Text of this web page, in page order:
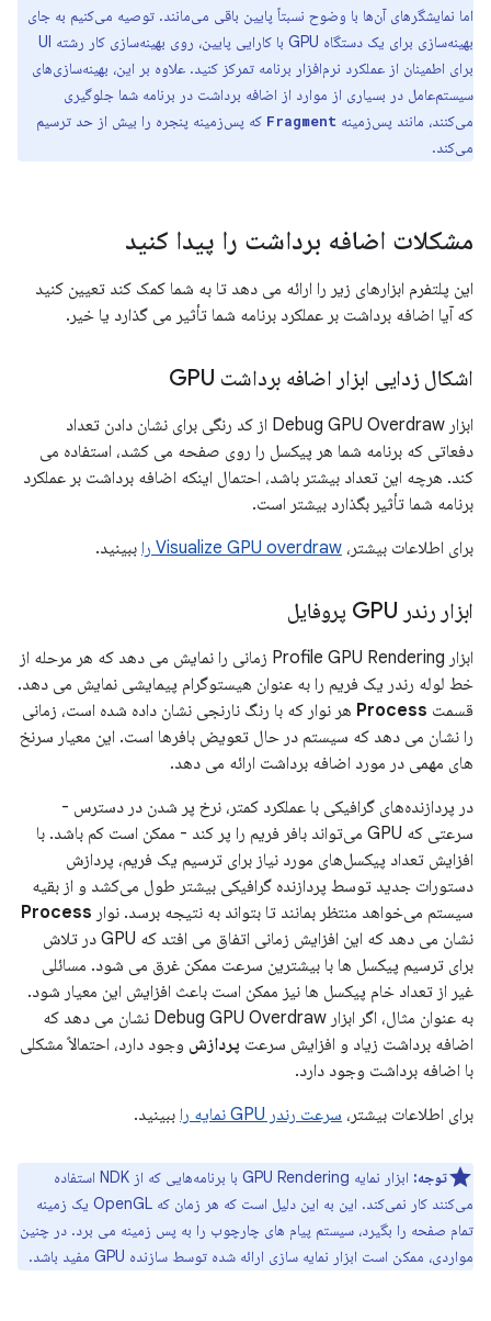
اما نمایشگرهای آن‌ها با وضوح نسبتاً پایین باقی می‌مانند. توصیه می‌کنیم به جای
بهینه‌سازی برای یک دستگاه GPU با کارایی پایین، روی بهینه‌سازی کار رشته UI
برای اطمینان از عملکرد نرم‌افزار برنامه تمرکز کنید. علاوه بر این، بهینه‌سازی‌های
سیستم‌عامل در بسیاری از موارد از اضافه برداشت در برنامه شما جلوگیری
می‌کنند، مانند پس‌زمینه Fragment که پس‌زمینه پنجره را بیش از حد ترسیم
می‌کند.
مشکلات اضافه برداشت را پیدا کنید
این پلتفرم ابزارهای زیر را ارائه می دهد تا به شما کمک کند تعیین کنید
که آیا اضافه برداشت بر عملکرد برنامه شما تأثیر می گذارد یا خیر.
اشکال زدایی ابزار اضافه برداشت GPU
ابزار Debug GPU Overdraw از کد رنگی برای نشان دادن تعداد
دفعاتی که برنامه شما هر پیکسل را روی صفحه می کشد، استفاده می
کند. هرچه این تعداد بیشتر باشد، احتمال اینکه اضافه برداشت بر عملکرد
برنامه شما تأثیر بگذارد بیشتر است.
برای اطلاعات بیشتر، Visualize GPU overdraw را ببینید.
ابزار رندر GPU پروفایل
ابزار Profile GPU Rendering زمانی را نمایش می دهد که هر مرحله از
خط لوله رندر یک فریم را به عنوان هیستوگرام پیمایشی نمایش می دهد.
قسمت Process هر نوار که با رنگ نارنجی نشان داده شده است، زمانی
را نشان می دهد که سیستم در حال تعویض بافرها است. این معیار سرنخ
های مهمی در مورد اضافه برداشت ارائه می دهد.
در پردازنده‌های گرافیکی با عملکرد کمتر، نرخ پر شدن در دسترس -
سرعتی که GPU می‌تواند بافر فریم را پر کند - ممکن است کم باشد. با
افزایش تعداد پیکسل‌های مورد نیاز برای ترسیم یک فریم، پردازش
دستورات جدید توسط پردازنده گرافیکی بیشتر طول می‌کشد و از بقیه
سیستم می‌خواهد منتظر بمانند تا بتواند به نتیجه برسد. نوار Process
نشان می دهد که این افزایش زمانی اتفاق می افتد که GPU در تلاش
برای ترسیم پیکسل ها با بیشترین سرعت ممکن غرق می شود. مسائلی
غیر از تعداد خام پیکسل ها نیز ممکن است باعث افزایش این معیار شود.
به عنوان مثال، اگر ابزار Debug GPU Overdraw نشان می دهد که
اضافه برداشت زیاد و افزایش سرعت پردازش وجود دارد، احتمالاً مشکلی
با اضافه برداشت وجود دارد.
برای اطلاعات بیشتر، سرعت رندر GPU نمایه را ببینید.
توجه:
ابزار نمایه GPU Rendering با برنامه‌هایی که از NDK استفاده
می‌کنند کار نمی‌کند. این به این دلیل است که هر زمان که OpenGL یک زمینه
تمام صفحه را بگیرد، سیستم پیام های چارچوب را به پس زمینه می برد. در چنین
مواردی، ممکن است ابزار نمایه سازی ارائه شده توسط سازنده GPU مفید باشد.